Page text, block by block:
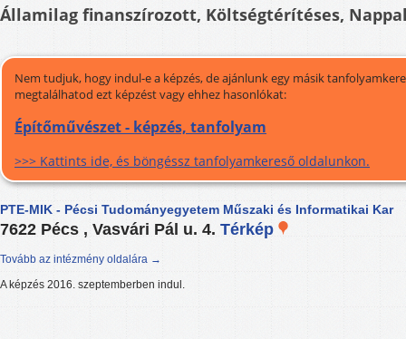
Államilag finanszírozott, Költségtérítéses,
Nem tudjuk, hogy indul-e a képzés, de ajánlunk egy másik
megtalálhatod ezt képzést vagy ehhez hasonlókat:
Építőművészet - képzés, tanfolyam
>>> Kattints ide, és böngéssz tanfolyamkereső oldalunkon.
PTE-MIK - Pécsi Tudományegyetem Műszaki és Informatikai Kar
7622 Pécs , Vasvári Pál u. 4. Térkép
Tovább az intézmény oldalára →
A képzés 2016. szeptemberben indul.